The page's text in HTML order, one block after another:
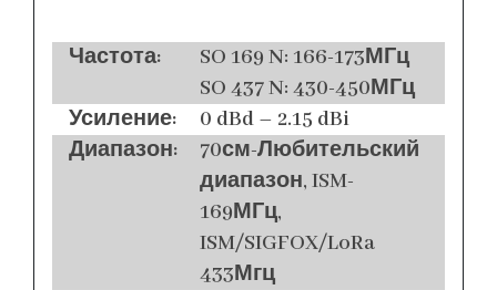
Частота:
SO 169 N: 166-173МГц
SO 437 N: 430-450МГц
Усиление:
0 dBd – 2.15 dBi
Диапазон:
70см-Любительский
диапазон, ISM-
169МГц,
ISM/SIGFOX/LoRa
433Мгц